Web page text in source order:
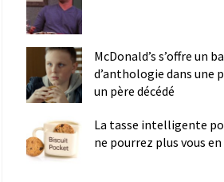
McDonald’s s’offre un
d’anthologie dans une
un père décédé
La tasse intelligente
ne pourrez plus vous en